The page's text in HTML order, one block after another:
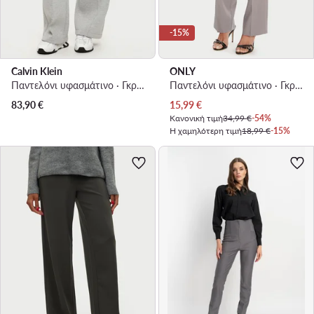
Calvin Klein
Παντελόνι υφασμάτινο · Γκρι · Relaxed Fit
83,90€
-15%
ONLY
Παντελόνι υφασμάτινο · Γκρι · Regular Fit
Τρέχουσα τιμή
15,99€
Κανονική τιμή34,99 €-54%
Η χαμηλότερη τιμή18,99 €-15%